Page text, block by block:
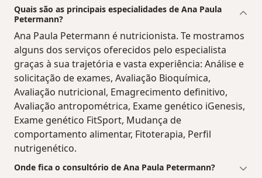
Quais são as principais especialidades de Ana Paula
Petermann?
Ana Paula Petermann é nutricionista. Te mostramos
alguns dos serviços oferecidos pelo especialista
graças à sua trajetória e vasta experiência: Análise e
solicitação de exames, Avaliação Bioquímica,
Avaliação nutricional, Emagrecimento definitivo,
Avaliação antropométrica, Exame genético iGenesis,
Exame genético FitSport, Mudança de
comportamento alimentar, Fitoterapia, Perfil
nutrigenético.
Onde fica o consultório de Ana Paula Petermann?